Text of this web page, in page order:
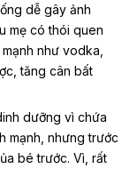
dễ gây ảnh
mẹ có thói quen
như vodka,
tăng cân bất
dưỡng vì chứa
mạnh, nhưng trước
bé trước. Vì, rất